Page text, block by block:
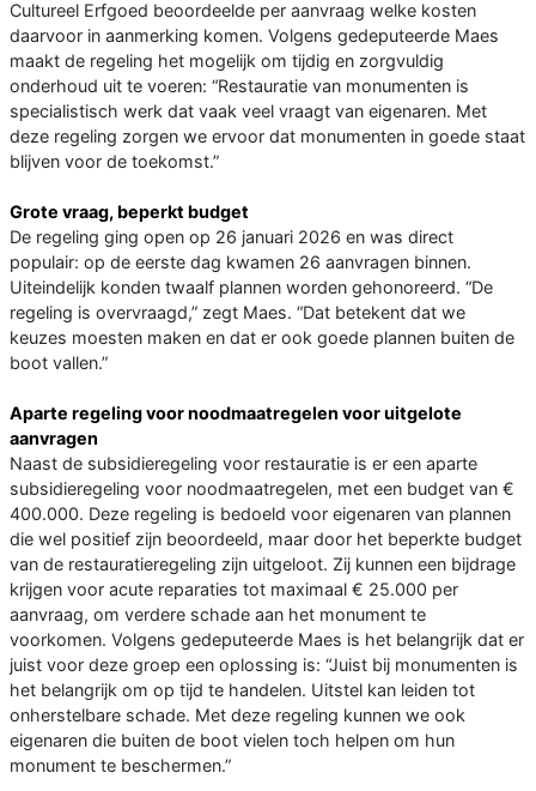
Cultureel Erfgoed beoordeelde per aanvraag welke kosten
daarvoor in aanmerking komen. Volgens gedeputeerde Maes
maakt de regeling het mogelijk om tijdig en zorgvuldig
onderhoud uit te voeren: “Restauratie van monumenten is
specialistisch werk dat vaak veel vraagt van eigenaren. Met
deze regeling zorgen we ervoor dat monumenten in goede staat
blijven voor de toekomst.”
Grote vraag, beperkt budget
De regeling ging open op 26 januari 2026 en was direct
populair: op de eerste dag kwamen 26 aanvragen binnen.
Uiteindelijk konden twaalf plannen worden gehonoreerd. “De
regeling is overvraagd,” zegt Maes. “Dat betekent dat we
keuzes moesten maken en dat er ook goede plannen buiten de
boot vallen.”
Aparte regeling voor noodmaatregelen voor uitgelote
aanvragen
Naast de subsidieregeling voor restauratie is er een aparte
subsidieregeling voor noodmaatregelen, met een budget van €
400.000. Deze regeling is bedoeld voor eigenaren van plannen
die wel positief zijn beoordeeld, maar door het beperkte budget
van de restauratieregeling zijn uitgeloot. Zij kunnen een bijdrage
krijgen voor acute reparaties tot maximaal € 25.000 per
aanvraag, om verdere schade aan het monument te
voorkomen. Volgens gedeputeerde Maes is het belangrijk dat er
juist voor deze groep een oplossing is: “Juist bij monumenten is
het belangrijk om op tijd te handelen. Uitstel kan leiden tot
onherstelbare schade. Met deze regeling kunnen we ook
eigenaren die buiten de boot vielen toch helpen om hun
monument te beschermen.”